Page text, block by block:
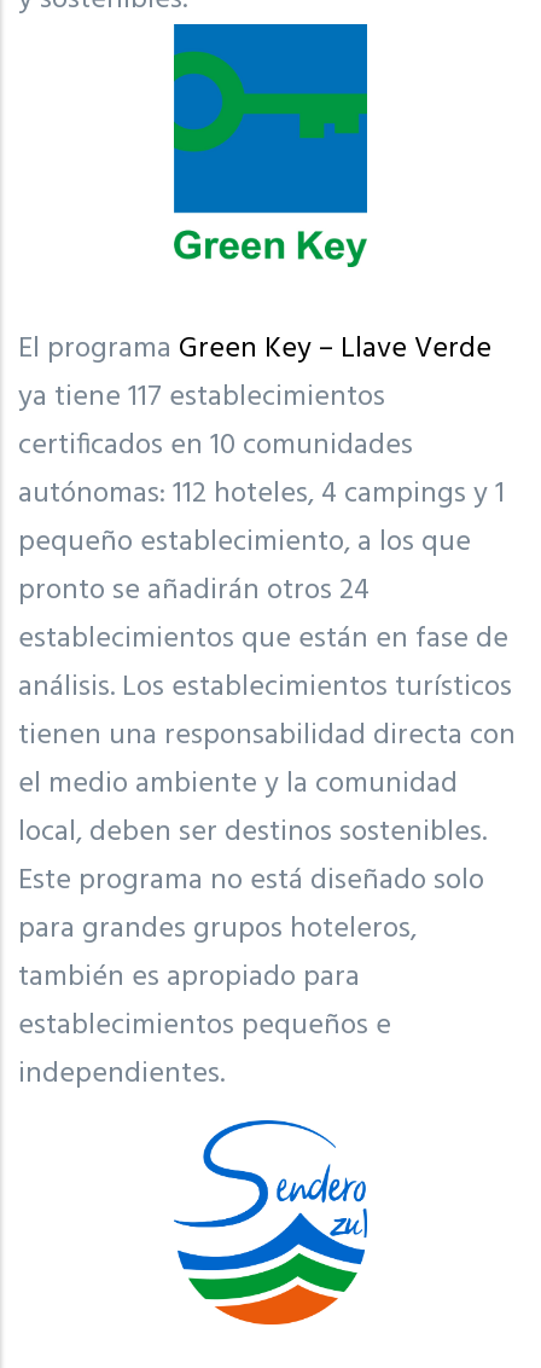
El programa Green Key – Llave Verde
ya tiene 117 establecimientos
certificados en 10 comunidades
autónomas: 112 hoteles, 4 campings y 1
pequeño establecimiento, a los que
pronto se añadirán otros 24
establecimientos que están en fase de
análisis. Los establecimientos turísticos
tienen una responsabilidad directa con
el medio ambiente y la comunidad
local, deben ser destinos sostenibles.
Este programa no está diseñado solo
para grandes grupos hoteleros,
también es apropiado para
establecimientos pequeños e
independientes.